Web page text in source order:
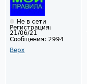
Не в сети
Регистрация:
21/06/21
Сообщения: 2994
Верх